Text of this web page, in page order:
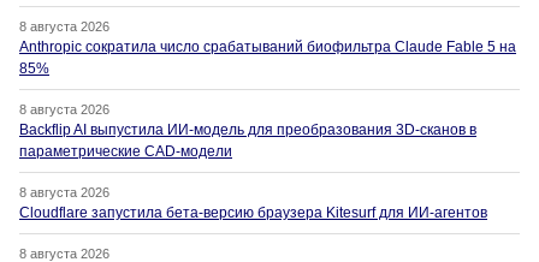
8 августа 2026
Anthropic сократила число срабатываний биофильтра Claude Fable 5 на
85%
8 августа 2026
Backflip AI выпустила ИИ-модель для преобразования 3D-сканов в
параметрические CAD-модели
8 августа 2026
Cloudflare запустила бета-версию браузера Kitesurf для ИИ-агентов
8 августа 2026